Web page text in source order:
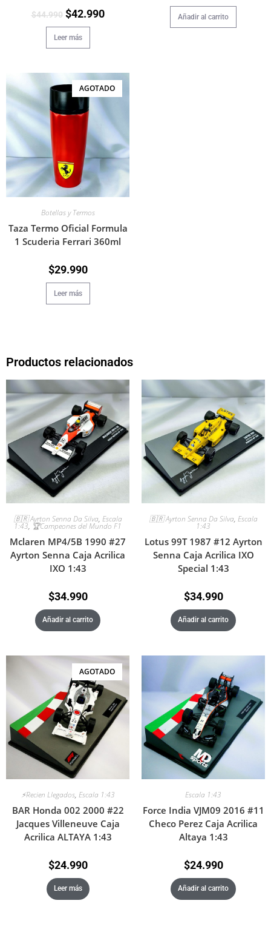
$44.990 $42.990
Leer más
Añadir al carrito
AGOTADO
Botellas y Termos
Taza Termo Oficial Formula
1 Scuderia Ferrari 360ml
$29.990
Leer más
Productos relacionados
🇧🇷 Ayrton Senna Da Silva, Escala
1:43, 🏆Campeones del Mundo F1
Mclaren MP4/5B 1990 #27
Ayrton Senna Caja Acrilica
IXO 1:43
$34.990
Añadir al carrito
🇧🇷 Ayrton Senna Da Silva, Escala
1:43
Lotus 99T 1987 #12 Ayrton
Senna Caja Acrilica IXO
Special 1:43
$34.990
Añadir al carrito
AGOTADO
⚡Recien Llegados, Escala 1:43
BAR Honda 002 2000 #22
Jacques Villeneuve Caja
Acrilica ALTAYA 1:43
$24.990
Leer más
Escala 1:43
Force India VJM09 2016 #11
Checo Perez Caja Acrilica
Altaya 1:43
$24.990
Añadir al carrito